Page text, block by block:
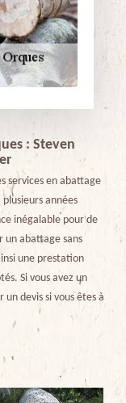
: Steven
services en abattage
années
inégalable pour de
un abattage sans
une prestation
Si vous avez un
un devis si vous êtes à